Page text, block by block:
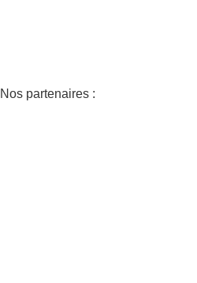
Nos partenaires :